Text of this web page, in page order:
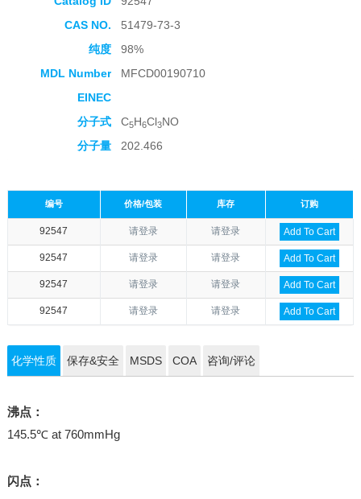
收藏产品
CAS NO.
51479-73-3
纯度
98%
MDL Number
MFCD00190710
EINEC
分子式
C5H6Cl3NO
分子量
202.466
编号 价格/包装 库存 订购
92547 请登录 请登录 Add To Cart
92547 请登录 请登录 Add To Cart
92547 请登录 请登录 Add To Cart
92547 请登录 请登录 Add To Cart
化学性质 保存&安全 MSDS COA 咨询/评论
沸点：
145.5℃ at 760mmHg
闪点：